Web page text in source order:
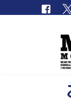
取扱車種一覧